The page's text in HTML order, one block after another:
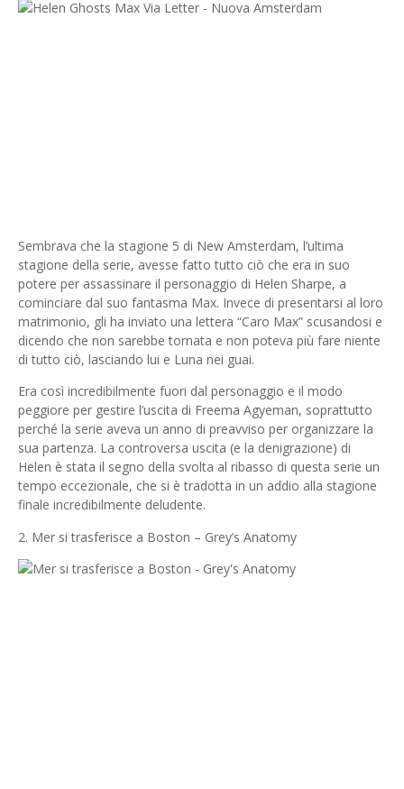
Sembrava che la stagione 5 di New Amsterdam, l’ultima
stagione della serie, avesse fatto tutto ciò che era in suo
potere per assassinare il personaggio di Helen Sharpe, a
cominciare dal suo fantasma Max. Invece di presentarsi al loro
matrimonio, gli ha inviato una lettera “Caro Max” scusandosi e
dicendo che non sarebbe tornata e non poteva più fare niente
di tutto ciò, lasciando lui e Luna nei guai.
Era così incredibilmente fuori dal personaggio e il modo
peggiore per gestire l’uscita di Freema Agyeman, soprattutto
perché la serie aveva un anno di preavviso per organizzare la
sua partenza. La controversa uscita (e la denigrazione) di
Helen è stata il segno della svolta al ribasso di questa serie un
tempo eccezionale, che si è tradotta in un addio alla stagione
finale incredibilmente deludente.
2. Mer si trasferisce a Boston – Grey’s Anatomy